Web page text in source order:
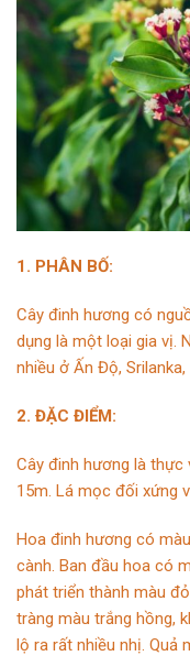
1. PHÂN BỐ:
Cây đinh hương có
dụng là một loại gia vị.
nhiều ở Ấn Độ,
2. ĐẶC ĐIỂM:
Cây đinh hương là
15m. Lá mọc đối xứng
Hoa đinh hương có
cành. Ban đầu hoa có
phát triển thành màu
tràng màu trắng hồng,
lộ ra rất nhiều nhị. Quả